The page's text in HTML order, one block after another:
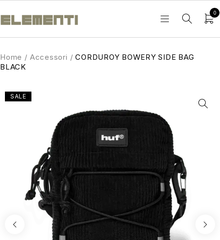
0
Home / Accessori / CORDUROY BOWERY SIDE BAG
BLACK
SALE